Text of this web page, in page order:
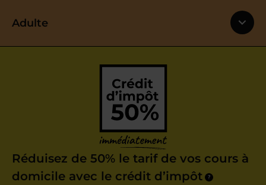
Adulte
Réduisez de 50% le tarif de vos cours à
domicile avec le crédit d’impôt
?